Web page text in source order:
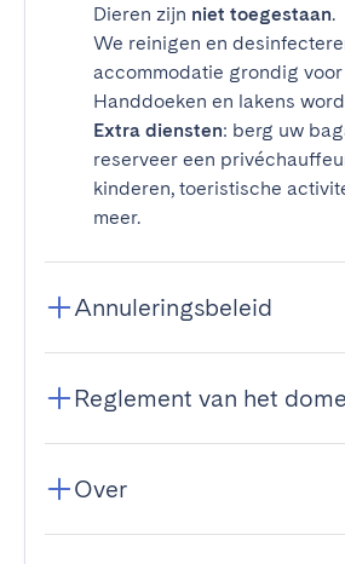
Dieren zijn niet toegestaan.
We reinigen en
accommodatie grondig
Handdoeken en lakens
Extra diensten: berg uw
reserveer een
kinderen, toeristische
meer.
Annuleringsbeleid
Reglement van het
Over